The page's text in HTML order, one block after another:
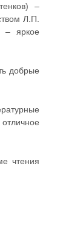
–
Л.П.
– яркое
добрые
чтения